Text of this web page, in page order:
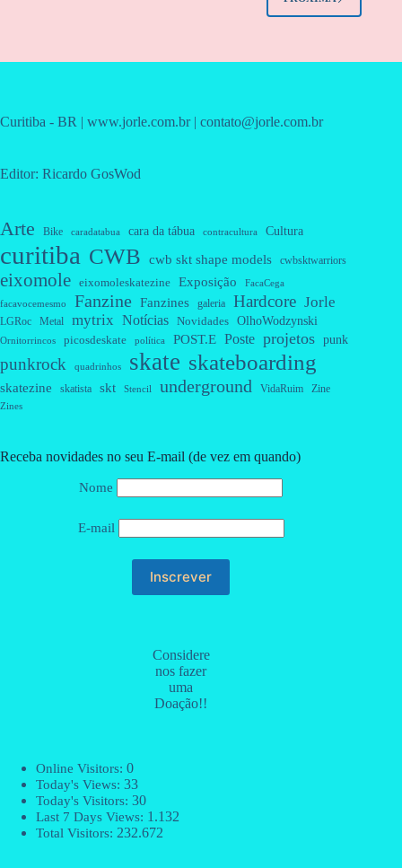
Curitiba - BR | www.jorle.com.br | contato@jorle.com.br
Editor: Ricardo GosWod
Arte Bike caradatabua cara da tábua contracultura Cultura
curitiba CWB cwb skt shape models cwbsktwarriors
eixomole eixomoleskatezine Exposição FacaCega
facavocemesmo Fanzine Fanzines galeria Hardcore Jorle
LGRoc Metal mytrix Notícias Novidades OlhoWodzynski
Ornitorrincos picosdeskate política POST.E Poste projetos punk
punkrock quadrinhos skate skateboarding
skatezine skatista skt Stencil underground VidaRuim Zine
Zines
Receba novidades no seu E-mail (de vez em quando)
Nome
E-mail
Considere
nos fazer
uma
Doação!!
Online Visitors: 0
Today's Views: 33
Today's Visitors: 30
Last 7 Days Views: 1.132
Total Visitors: 232.672